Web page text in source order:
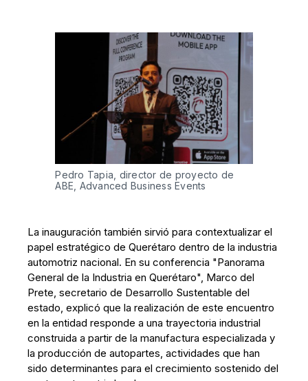
Pedro Tapia, director de proyecto de
ABE, Advanced Business Events
La inauguración también sirvió para contextualizar el
papel estratégico de Querétaro dentro de la industria
automotriz nacional. En su conferencia "Panorama
General de la Industria en Querétaro", Marco del
Prete, secretario de Desarrollo Sustentable del
estado, explicó que la realización de este encuentro
en la entidad responde a una trayectoria industrial
construida a partir de la manufactura especializada y
la producción de autopartes, actividades que han
sido determinantes para el crecimiento sostenido del